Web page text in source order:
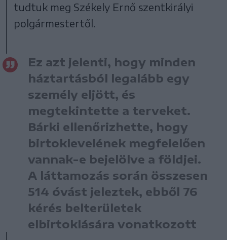
tudtuk meg Székely Ernő szentkirályi
polgármestertől.
Ez azt jelenti, hogy minden
háztartásból legalább egy
személy eljött, és
megtekintette a terveket.
Bárki ellenőrizhette, hogy
birtoklevelének megfelelően
vannak-e bejelölve a földjei.
A láttamozás során összesen
514 óvást jeleztek, ebből 76
kérés belterületek
elbirtoklására vonatkozott